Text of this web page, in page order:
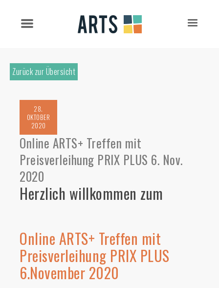
Zurück zur Übersicht
28.
OKTOBER
2020
Online ARTS+ Treffen mit
Preisverleihung PRIX PLUS 6. Nov.
2020
Herzlich willkommen zum
Online ARTS+ Treffen mit
Preisverleihung PRIX PLUS
6.November 2020